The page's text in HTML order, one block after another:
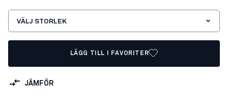
VÄLJ STORLEK
LÄGG TILL I FAVORITER
JÄMFÖR